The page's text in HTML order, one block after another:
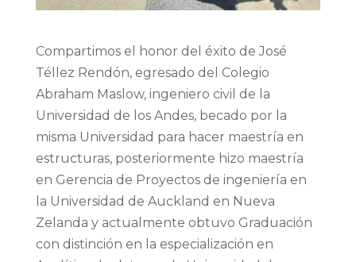
Compartimos el honor del éxito de José
Téllez Rendón, egresado del Colegio
Abraham Maslow, ingeniero civil de la
Universidad de los Andes, becado por la
misma Universidad para hacer maestría en
estructuras, posteriormente hizo maestría
en Gerencia de Proyectos de ingeniería en
la Universidad de Auckland en Nueva
Zelanda y actualmente obtuvo Graduación
con distinción en la especialización en